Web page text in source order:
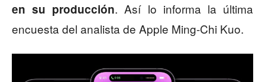
en su producción. Así lo informa la última
encuesta del analista de Apple Ming-Chi Kuo.